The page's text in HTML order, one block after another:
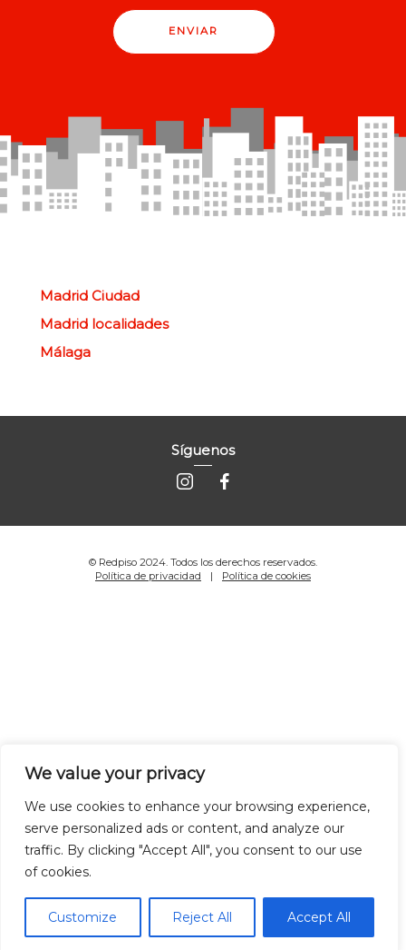
We value your privacy
We use cookies to enhance your browsing experience,
serve personalized ads or content, and analyze our
traffic. By clicking "Accept All", you consent to our use
of cookies.
Customize Reject All Accept All
ENVIAR
Madrid Ciudad
Madrid localidades
Málaga
Síguenos
© Redpiso 2024. Todos los derechos reservados.
Política de privacidad
Política de cookies